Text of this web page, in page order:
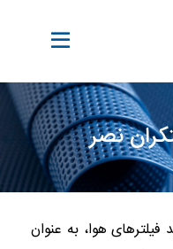
نصر
هوا، به عنوان